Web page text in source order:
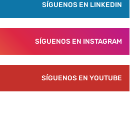
SÍGUENOS EN LINKEDIN
SÍGUENOS EN INSTAGRAM
SÍGUENOS EN YOUTUBE